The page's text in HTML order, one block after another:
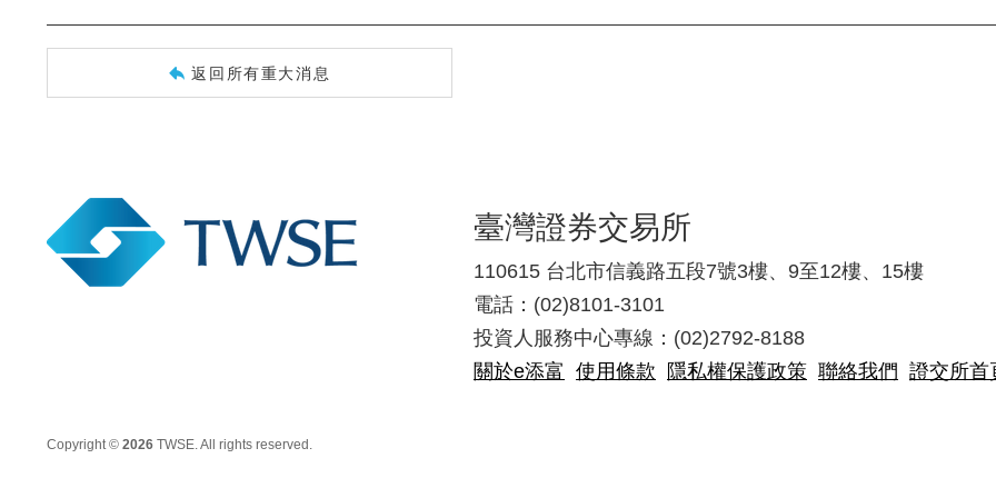
返回所有重大消息
臺灣證券交易所
110615 台北市信義路五段7號3樓、9至12樓、15樓
電話：(02)8101-3101
投資人服務中心專線：(02)2792-8188
關於e添富 使用條款 隱私權保護政策 聯絡我們 證交所首
Copyright © 2026 TWSE. All rights reserved.